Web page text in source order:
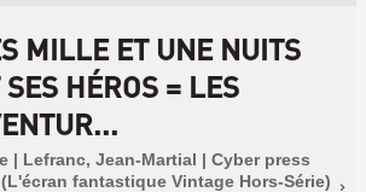
MILLE ET UNE NUITS
SES HÉROS = LES
| Lefranc, Jean-Martial | Cyber press
fantastique Vintage Hors-Série)